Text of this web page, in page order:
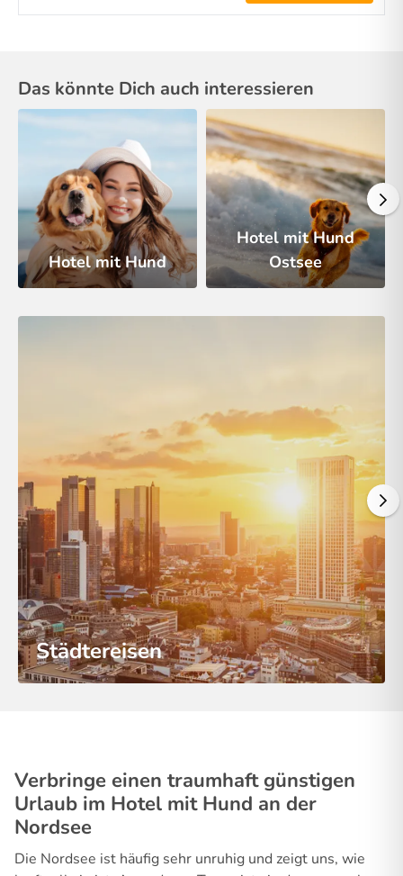
Das könnte Dich auch interessieren
Hotel mit Hund
Hotel mit Hund
Ostsee
Städtereisen
Verbringe einen traumhaft günstigen
Urlaub im Hotel mit Hund an der
Nordsee
Die Nordsee ist häufig sehr unruhig und zeigt uns, wie